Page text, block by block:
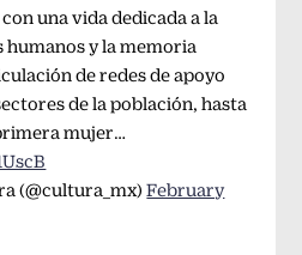
una vida dedicada a la
humanos y la memoria
de redes de apoyo
de la población, hasta
mujer…
(@cultura_mx)February